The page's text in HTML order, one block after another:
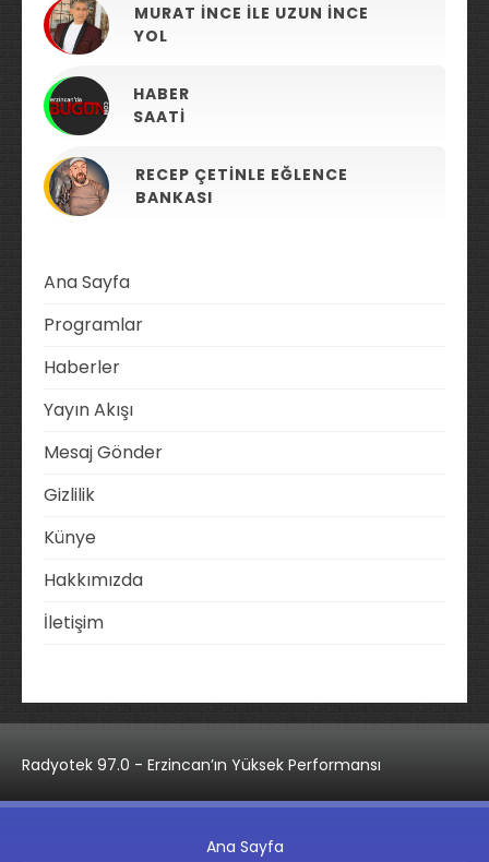
MURAT İNCE ILE UZUN İNCE
YOL
HABER
SAATI
RECEP ÇETINLE EĞLENCE
BANKASI
Ana Sayfa
Programlar
Haberler
Yayın Akışı
Mesaj Gönder
Gizlilik
Künye
Hakkımızda
İletişim
Radyotek 97.0 - Erzincan’ın Yüksek Performansı
Ana Sayfa